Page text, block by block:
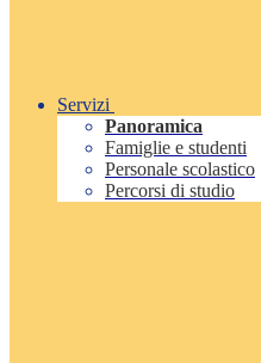
Servizi
Panoramica
Famiglie e studenti
Personale scolastico
Percorsi di studio